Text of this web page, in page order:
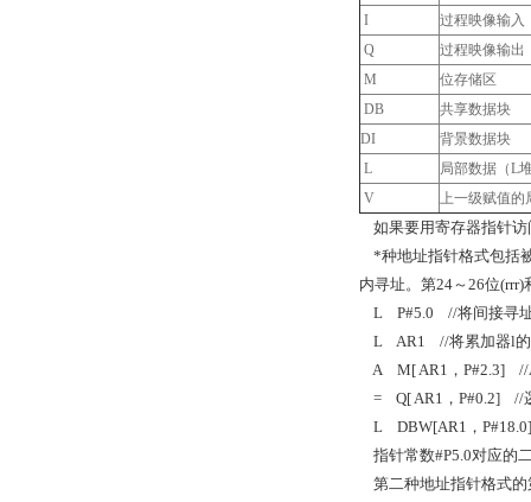
I
过程映像输入
Q
过程映像输出
M
位存储区
DB
共享数据块
DI
背景数据块
L
局部数据（L
V
上一级赋值的
如果要用寄存器指针
*种地址指针格式包括
内寻址。第24～ 26位(rrr)
L P#5.0 //将间接寻
L AR1 //将累加器l
A M[ AR1 ， P#2.3] //
= Q[ AR1 ， P#0.2] //
L DBW[AR1 ，
指针常数#P5.0对应的
第二种地址指针格式的